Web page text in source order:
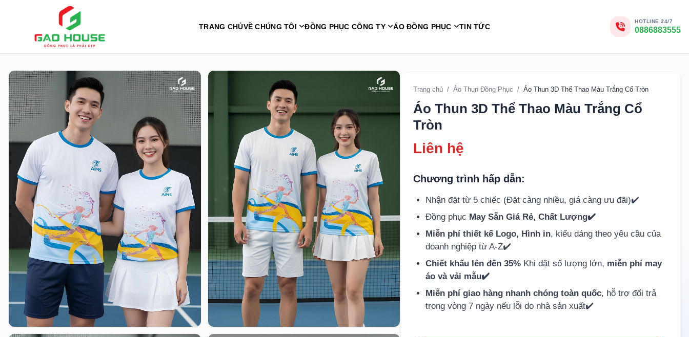
TRANG CHỦVỀ CHÚNG TÔI ĐỒNG PHỤC CÔNG TY ÁO ĐỒNG PHỤC TIN TỨC
HOTLINE 24/7
0886883555
Trang chủ / Áo Thun Đồng Phục / Áo Thun 3D Thể Thao Màu Trắng Cổ Tròn
Áo Thun 3D Thể Thao Màu Trắng Cổ
Tròn
Liên hệ
Chương trình hấp dẫn:
Nhận đặt từ 5 chiếc (Đặt càng nhiều, giá càng ưu đãi)✔️
Đồng phục May Sẵn Giá Rẻ, Chất Lượng✔️
Miễn phí thiết kế Logo, Hình in, kiểu dáng theo yêu cầu của
doanh nghiệp từ A-Z✔️
Chiết khấu lên đến 35% Khi đặt số lượng lớn, miễn phí may
áo và vải mẫu✔️
Miễn phí giao hàng nhanh chóng toàn quốc, hỗ trợ đổi trả
trong vòng 7 ngày nếu lỗi do nhà sản xuất✔️